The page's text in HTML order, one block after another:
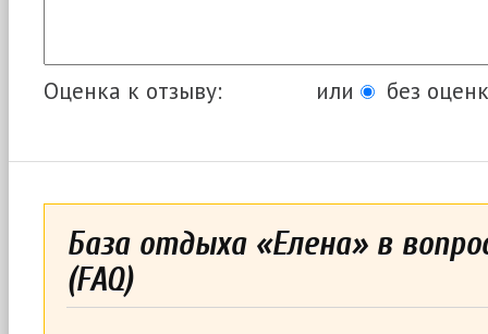
Оценка к отзыву: или без
База отдыха «Елена» в
(FAQ)